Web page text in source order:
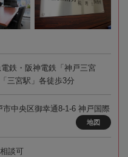
鉄・阪神電鉄「神戸三宮
三宮駅」各徒歩3分
市中央区御幸通8-1-6 神戸国際
地図
談可